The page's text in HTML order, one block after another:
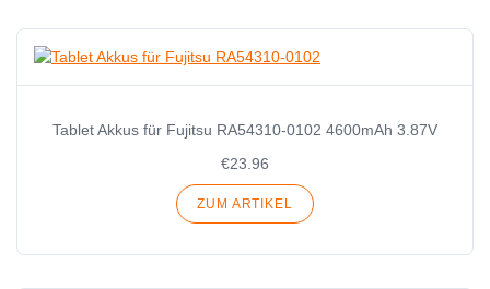
Tablet Akkus für Fujitsu RA54310-0102 4600mAh 3.87V
€23.96
ZUM ARTIKEL